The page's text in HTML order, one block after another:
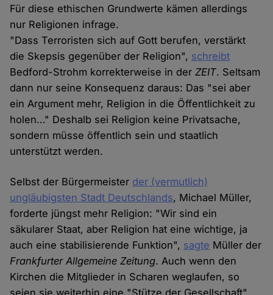
Für diese ethischen Grundwerte kämen allerdings
nur Religionen infrage.
"Dass Terroristen sich auf Gott berufen, verstärkt
die Skepsis gegenüber der Religion", schreibt
Bedford-Strohm korrekterweise in derZEIT. Seltsam
dann nur seine Konsequenz daraus: Das "sei aber
ein Argument mehr, Religion in die Öffentlichkeit zu
holen…" Deshalb sei Religion keine Privatsache,
sondern müsse öffentlich sein und staatlich
unterstützt werden.
Selbst der Bürgermeister der (vermutlich)
ungläubigsten Stadt Deutschlands, Michael Müller,
forderte jüngst mehr Religion: "Wir sind ein
säkularer Staat, aber Religion hat eine wichtige, ja
auch eine stabilisierende Funktion", sagte Müller der
Frankfurter Allgemeine Zeitung. Auch wenn den
Kirchen die Mitglieder in Scharen weglaufen, so